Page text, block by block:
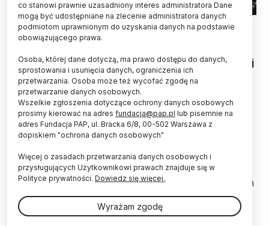
Astronomowie zamierzają podejrzeć
młode masywne gwiazdy, które powstają w naszej
galaktyce. Masywne gwiazdy są odpowiedzialne
za ekstremalnie energetyczne zjawiska w
galaktykach. To one kończą swój żywot jako
supernowe czy czarne dziury. Współczesna
astrofizyka nadal nie dała jednoznacznej
odpowiedzi o mechanizmach ich narodzin.
"Im większa masa gwiazdy, tym większe ciśnienie
promieniowania dążące do rozerwania jej. Jak zatem
+zbudować+ masywną gwiazdę zanim utraci ona
swą stabilność? Czy powstają one w podobny
sposób jak gwiazdy mniej masywne (typu naszego
co stanowi prawnie uzasadniony interes administratora Dane
mogą być udostępniane na zlecenie administratora danych
podmiotom uprawnionym do uzyskania danych na podstawie
obowiązującego prawa.
Osoba, której dane dotyczą, ma prawo dostępu do danych,
sprostowania i usunięcia danych, ograniczenia ich
przetwarzania. Osoba może też wycofać zgodę na
przetwarzanie danych osobowych.
Wszelkie zgłoszenia dotyczące ochrony danych osobowych
prosimy kierować na adres fundacja@pap.pl lub pisemnie na
adres Fundacja PAP, ul. Bracka 6/8, 00-502 Warszawa z
dopiskiem "ochrona danych osobowych"
Więcej o zasadach przetwarzania danych osobowych i
przysługujących Użytkownikowi prawach znajduje się w
Polityce prywatności. Dowiedz się więcej.
Wyrażam zgodę